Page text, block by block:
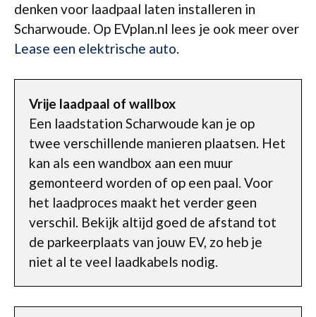
denken voor laadpaal laten installeren in
Scharwoude. Op EVplan.nl lees je ook meer over
Lease een elektrische auto.
Vrije laadpaal of wallbox
Een laadstation Scharwoude kan je op
twee verschillende manieren plaatsen. Het
kan als een wandbox aan een muur
gemonteerd worden of op een paal. Voor
het laadproces maakt het verder geen
verschil. Bekijk altijd goed de afstand tot
de parkeerplaats van jouw EV, zo heb je
niet al te veel laadkabels nodig.